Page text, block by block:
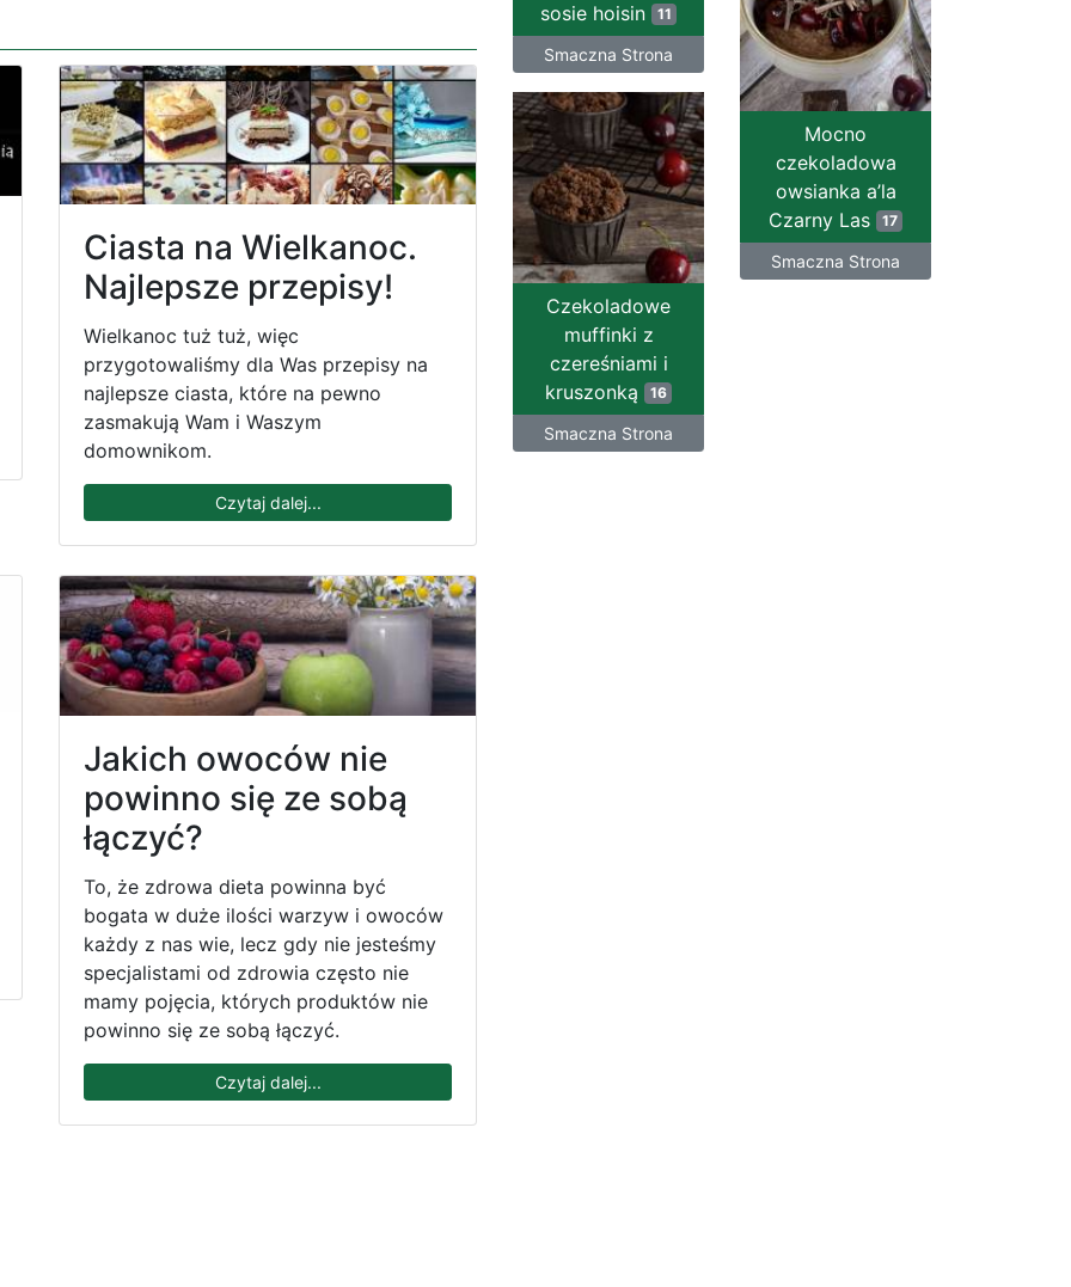
Ciasta na Wielkanoc.
Najlepsze przepisy!
Wielkanoc tuż tuż, więc
przygotowaliśmy dla Was przepisy na
najlepsze ciasta, które na pewno
zasmakują Wam i Waszym
domownikom.
Czytaj dalej...
Jakich owoców nie
powinno się ze sobą
łączyć?
To, że zdrowa dieta powinna być
bogata w duże ilości warzyw i owoców
każdy z nas wie, lecz gdy nie jesteśmy
specjalistami od zdrowia często nie
mamy pojęcia, których produktów nie
powinno się ze sobą łączyć.
Czytaj dalej...
sosie hoisin
11
Smaczna Strona
Mocno
czekoladowa
owsianka a’la
Czarny Las
17
Smaczna Strona
Czekoladowe
muffinki z
czereśniami i
kruszonką
16
Smaczna Strona